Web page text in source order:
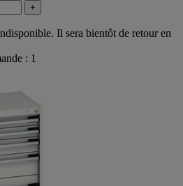
+
Il sera bientôt de retour en
: 1